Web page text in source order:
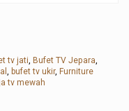
tv jati, Bufet TV Jepara,
, bufet tv ukir, Furniture
tv mewah